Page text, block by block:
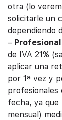
otra (lo
solicitarle un
dependiendo
–
de IVA 21%
aplicar una
por 1ª vez y
profesionales
fecha, ya
mensual)